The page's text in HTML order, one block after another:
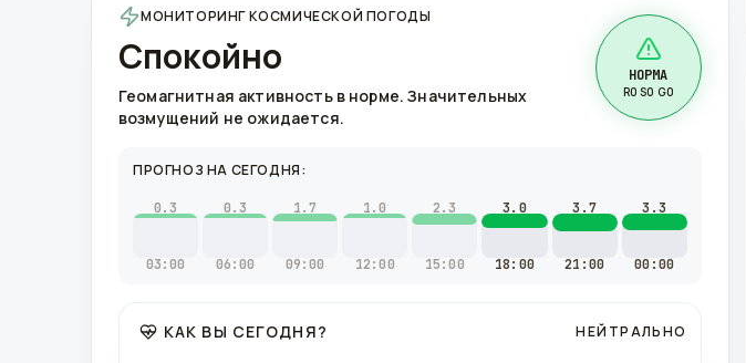
МОНИТОРИНГ КОСМИЧЕСКОЙ ПОГОДЫ
Спокойно
Геомагнитная активность в норме. Значительных
возмущений не ожидается.
НОРМА
R0 S0 G0
ПРОГНОЗ НА СЕГОДНЯ:
0.3
03:00
0.3
06:00
1.7
09:00
1.0
12:00
2.3
15:00
3.0
18:00
3.7
21:00
3.3
00:00
КАК ВЫ СЕГОДНЯ? НЕЙТРАЛЬНО